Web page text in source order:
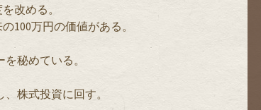
改める。
100万円の価値がある。
秘めている。
株式投資に回す。